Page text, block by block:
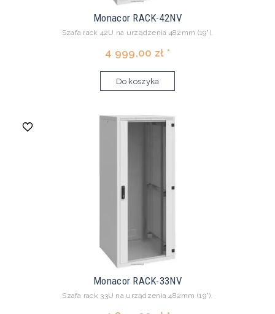
Monacor RACK-42NV
Szafa rack 42U na urządzenia 482mm (19").
4 999,00 zł *
Do koszyka
Monacor RACK-33NV
Szafa rack 33U na urządzenia 482mm (19").